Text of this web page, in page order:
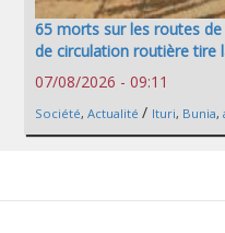
65 morts sur les routes
de circulation routière tire
07/08/2026 - 09:11
Société, Actualité / Ituri, Bunia,